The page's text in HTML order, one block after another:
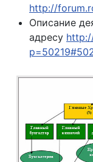
http://
Описание
адресу